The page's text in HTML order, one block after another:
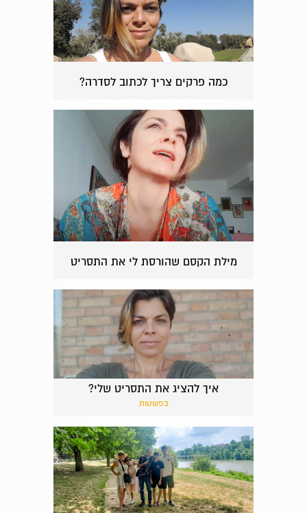
כמה פרקים צריך לכתוב לסדרה?
מילת הקסם שהורסת לי את התסריט
איך להציג את התסריט שלי?
בפשטות